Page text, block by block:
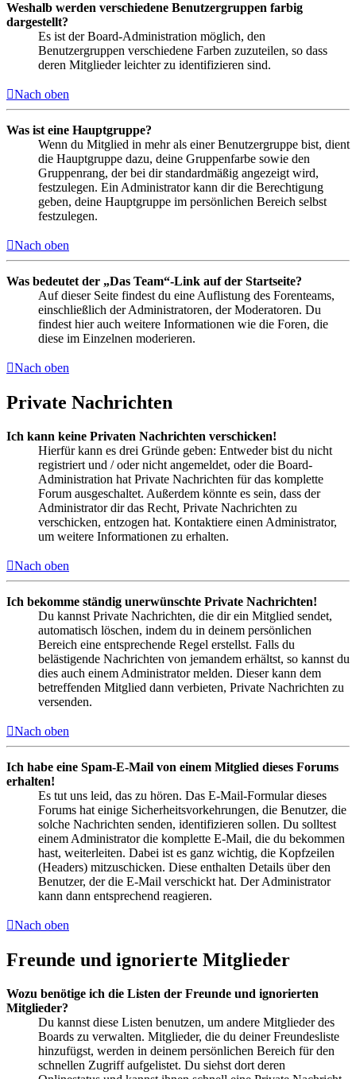
Weshalb werden verschiedene Benutzergruppen farbig
dargestellt?
Es ist der Board-Administration möglich, den
Benutzergruppen verschiedene Farben zuzuteilen, so dass
deren Mitglieder leichter zu identifizieren sind.
Nach oben
Was ist eine Hauptgruppe?
Wenn du Mitglied in mehr als einer Benutzergruppe bist, dient
die Hauptgruppe dazu, deine Gruppenfarbe sowie den
Gruppenrang, der bei dir standardmäßig angezeigt wird,
festzulegen. Ein Administrator kann dir die Berechtigung
geben, deine Hauptgruppe im persönlichen Bereich selbst
festzulegen.
Nach oben
Was bedeutet der „Das Team“-Link auf der Startseite?
Auf dieser Seite findest du eine Auflistung des Forenteams,
einschließlich der Administratoren, der Moderatoren. Du
findest hier auch weitere Informationen wie die Foren, die
diese im Einzelnen moderieren.
Nach oben
Private Nachrichten
Ich kann keine Privaten Nachrichten verschicken!
Hierfür kann es drei Gründe geben: Entweder bist du nicht
registriert und / oder nicht angemeldet, oder die Board-
Administration hat Private Nachrichten für das komplette
Forum ausgeschaltet. Außerdem könnte es sein, dass der
Administrator dir das Recht, Private Nachrichten zu
verschicken, entzogen hat. Kontaktiere einen Administrator,
um weitere Informationen zu erhalten.
Nach oben
Ich bekomme ständig unerwünschte Private Nachrichten!
Du kannst Private Nachrichten, die dir ein Mitglied sendet,
automatisch löschen, indem du in deinem persönlichen
Bereich eine entsprechende Regel erstellst. Falls du
belästigende Nachrichten von jemandem erhältst, so kannst du
dies auch einem Administrator melden. Dieser kann dem
betreffenden Mitglied dann verbieten, Private Nachrichten zu
versenden.
Nach oben
Ich habe eine Spam-E-Mail von einem Mitglied dieses Forums
erhalten!
Es tut uns leid, das zu hören. Das E-Mail-Formular dieses
Forums hat einige Sicherheitsvorkehrungen, die Benutzer, die
solche Nachrichten senden, identifizieren sollen. Du solltest
einem Administrator die komplette E-Mail, die du bekommen
hast, weiterleiten. Dabei ist es ganz wichtig, die Kopfzeilen
(Headers) mitzuschicken. Diese enthalten Details über den
Benutzer, der die E-Mail verschickt hat. Der Administrator
kann dann entsprechend reagieren.
Nach oben
Freunde und ignorierte Mitglieder
Wozu benötige ich die Listen der Freunde und ignorierten
Mitglieder?
Du kannst diese Listen benutzen, um andere Mitglieder des
Boards zu verwalten. Mitglieder, die du deiner Freundesliste
hinzufügst, werden in deinem persönlichen Bereich für den
schnellen Zugriff aufgelistet. Du siehst dort deren